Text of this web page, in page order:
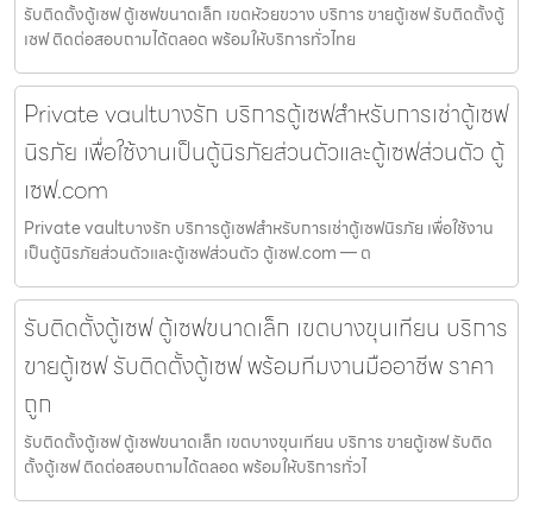
รับติดตั้งตู้เซฟ ตู้เซฟขนาดเล็ก เขตห้วยขวาง บริการ ขายตู้เซฟ รับติดตั้งตู้
เซฟ ติดต่อสอบถามได้ตลอด พร้อมให้บริการทั่วไทย
Private vaultบางรัก บริการตู้เซฟสำหรับการเช่าตู้เซฟ
นิรภัย เพื่อใช้งานเป็นตู้นิรภัยส่วนตัวและตู้เซฟส่วนตัว ตู้
เซฟ.com
Private vaultบางรัก บริการตู้เซฟสำหรับการเช่าตู้เซฟนิรภัย เพื่อใช้งาน
เป็นตู้นิรภัยส่วนตัวและตู้เซฟส่วนตัว ตู้เซฟ.com — ต
รับติดตั้งตู้เซฟ ตู้เซฟขนาดเล็ก เขตบางขุนเทียน บริการ
ขายตู้เซฟ รับติดตั้งตู้เซฟ พร้อมทีมงานมืออาชีพ ราคา
ถูก
รับติดตั้งตู้เซฟ ตู้เซฟขนาดเล็ก เขตบางขุนเทียน บริการ ขายตู้เซฟ รับติด
ตั้งตู้เซฟ ติดต่อสอบถามได้ตลอด พร้อมให้บริการทั่วไ